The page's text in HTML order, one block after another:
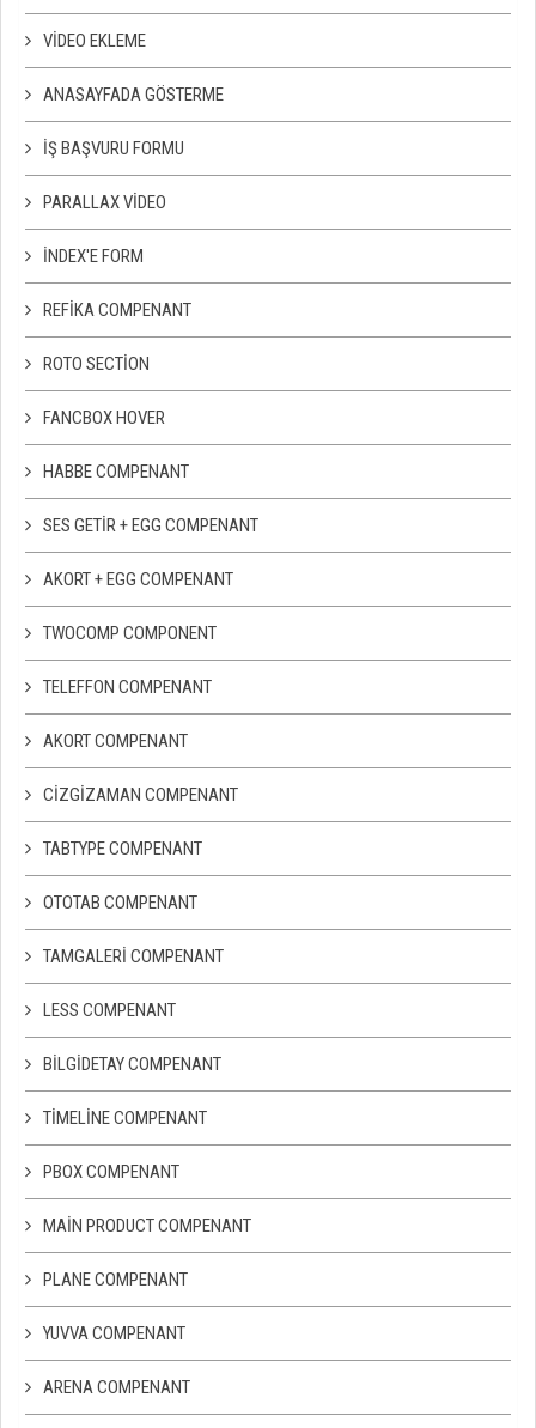
VIDEO EKLEME
ANASAYFADA GÖSTERME
İŞ BAŞVURU FORMU
PARALLAX VIDEO
İNDEX'E FORM
REFIKA COMPENANT
ROTO SECTION
FANCBOX HOVER
HABBE COMPENANT
SES GETIR + EGG COMPENANT
AKORT + EGG COMPENANT
TWOCOMP COMPONENT
TELEFFON COMPENANT
AKORT COMPENANT
CIZGIZAMAN COMPENANT
TABTYPE COMPENANT
OTOTAB COMPENANT
TAMGALERI COMPENANT
LESS COMPENANT
BILGIDETAY COMPENANT
TIMELINE COMPENANT
PBOX COMPENANT
MAIN PRODUCT COMPENANT
PLANE COMPENANT
YUVVA COMPENANT
ARENA COMPENANT